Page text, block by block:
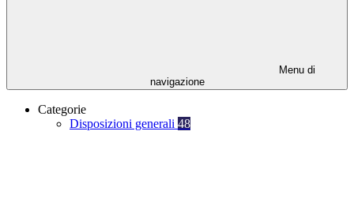
Menu di
navigazione
Categorie
Disposizioni generali 48